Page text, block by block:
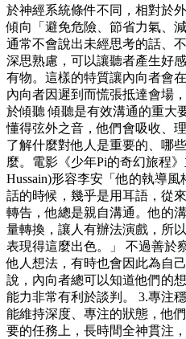
於神經系統條件不同，相對於
傾向「避免危險、節省力氣、
通常不會說出未經思考的話、
深思熟慮，可以讓聽者產生好
有物。這樣的特質讓內向者會
內向者因遲到而慌張抵達會場
於傾聽 傾聽是有效溝通的重大
懂得弦外之音，他們會吸收、
了解什麼對他人是重要的、哪
麼。電影《少年Pi的奇幻旅程
Hussain)形容李安「他的執導
話的時候，幾乎是用耳語，從
轉告，他總是親自溝通。他的
量轉換，讓人有辦法演戲，所
表現得這麼出色。」 不過善於
他人想法，有時也會因此為自
說，內向者總可以知道他們的
能力非常有利於談判。 3.專注
能維持深度、專注的狀態，他
要的任務上，長時間全神貫注